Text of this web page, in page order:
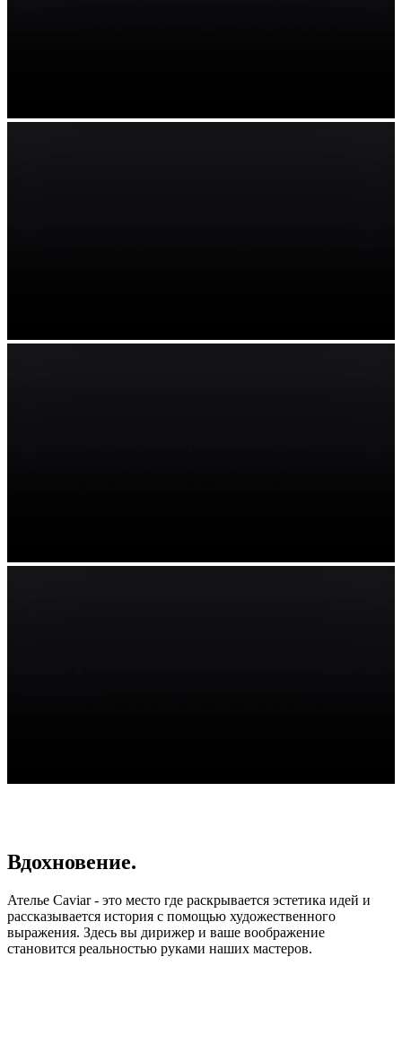
Вдохновение.
Ателье Caviar - это место где раскрывается эстетика идей и
рассказывается история с помощью художественного
выражения. Здесь вы дирижер и ваше воображение
становится реальностью руками наших мастеров.